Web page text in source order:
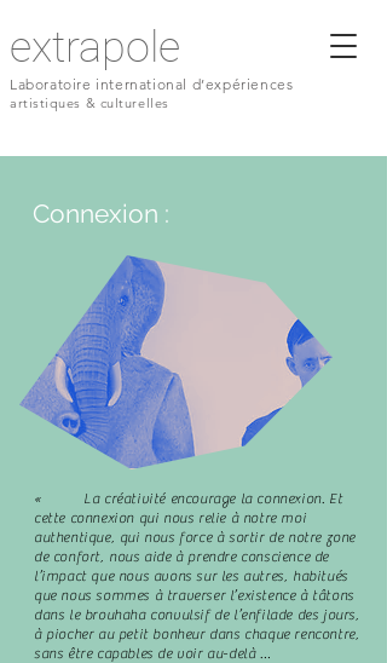
extrapole
Laboratoire international d’expériences
artistiques & culturelles
Connexion :
« La créativité encourage la connexion. Et
cette connexion qui nous relie à notre moi
authentique, qui nous force à sortir de notre zone
de confort, nous aide à prendre conscience de
l’impact que nous avons sur les autres, habitués
que nous sommes à traverser l’existence à tâtons
dans le brouhaha convulsif de l’enfilade des jours,
à piocher au petit bonheur dans chaque rencontre,
sans être capables de voir au-delà …